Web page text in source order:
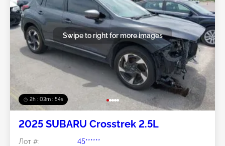
2h : 03m : 51s
Swipe to right for more images
2025 SUBARU Crosstrek 2.5L
Лот #:
45******